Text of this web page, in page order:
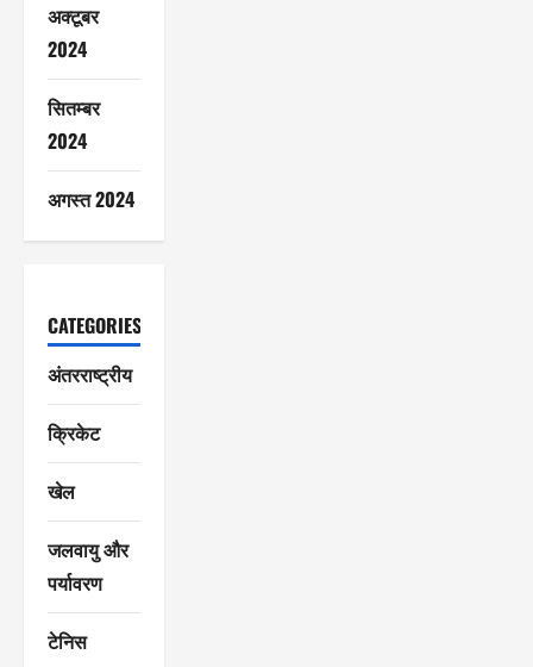
अक्टूबर
2024
सितम्बर
2024
अगस्त 2024
CATEGORIES
अंतरराष्ट्रीय
क्रिकेट
खेल
जलवायु और
पर्यावरण
टेनिस